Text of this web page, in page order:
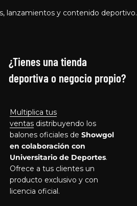
lanzamientos y contenido deportivo.
¿Tienes una tienda
deportiva o negocio propio?
Multiplica tus
ventas distribuyendo los
balones oficiales deShowgol
en colaboración con
Universitario de Deportes.
Ofrece a tus clientes un
producto exclusivo y con
licencia oficial.